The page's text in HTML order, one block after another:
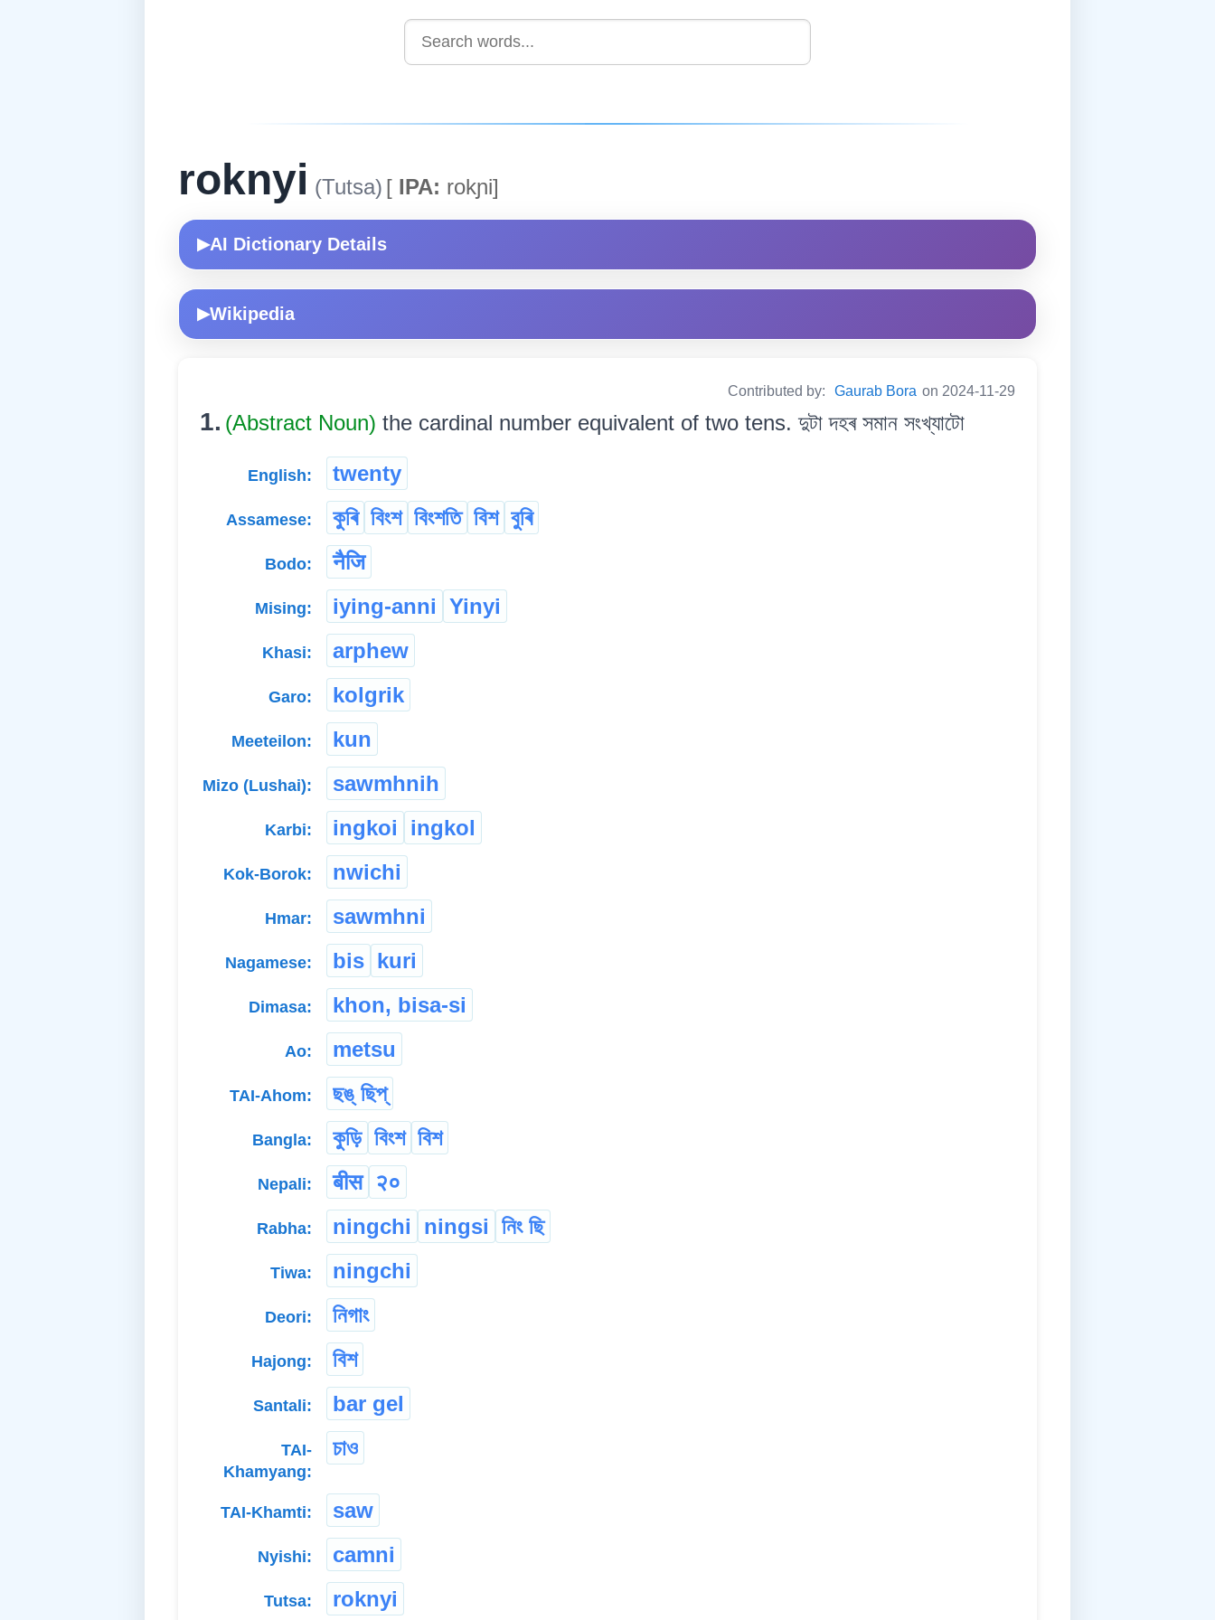
roknyi (Tutsa) [ IPA: rokɲi]
▶AI Dictionary Details
▶Wikipedia
Contributed by: Gaurab Bora on 2024-11-29
1. (Abstract Noun) the cardinal number equivalent of two tens. দুটা দহৰ সমান সংখ্যাটো
English: twenty
Assamese: কুৰি বিংশ বিংশতি বিশ বুৰি
Bodo: नैजि
Mising: iying-anni Yinyi
Khasi: arphew
Garo: kolgrik
Meeteilon: kun
Mizo (Lushai): sawmhnih
Karbi: ingkoi ingkol
Kok-Borok: nwichi
Hmar: sawmhni
Nagamese: bis kuri
Dimasa: khon, bisa-si
Ao: metsu
TAI-Ahom: ছঙ্ ছিপ্
Bangla: কুড়ি বিংশ বিশ
Nepali: बीस २०
Rabha: ningchi ningsi নিং ছি
Tiwa: ningchi
Deori: নিগাং
Hajong: বিশ
Santali: bar gel
TAI-
Khamyang:
চাও
TAI-Khamti: saw
Nyishi: camni
Tutsa: roknyi